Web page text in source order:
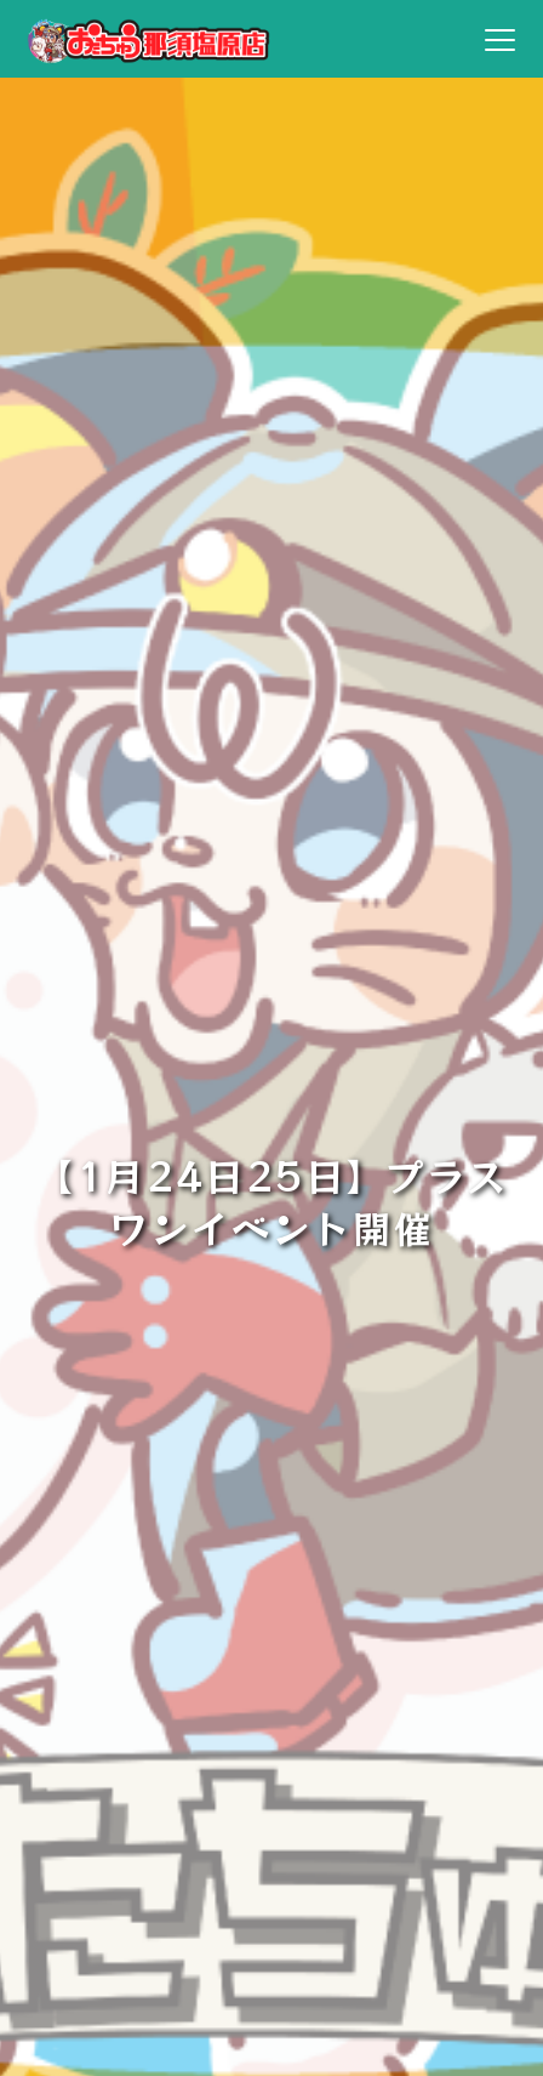
【1月24日25日】プラス
ワンイベント開催